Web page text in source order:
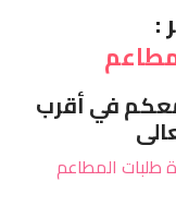
:
في أقرب
طلبات المطاعم